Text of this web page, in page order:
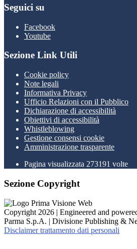
Seguici su
Facebook
Youtube
Sezione Link Utili
Cookie policy
Note legali
Informativa Privacy
Ufficio Relazioni con il Pubblico
Dichiarazione di accessibilità
Obiettivi di accessibilità
Whistleblowing
Gestione consensi cookie
Amministrazione trasparente
Pagina visualizzata 273191 volte
Sezione Copyright
Copyright 2026 | Engineered and
Parma S.p.A. | Divisione Publishing &
Disclaimer trattamento dati personali